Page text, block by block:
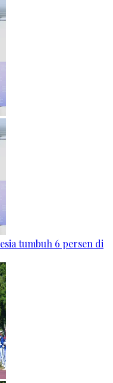
tumbuh 6 persen di